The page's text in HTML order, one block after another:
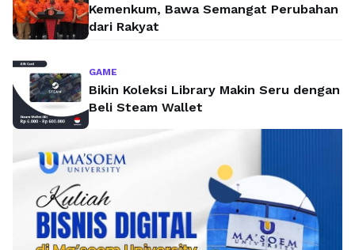
Kemenkum, Bawa Semangat Perubahan
dari Rakyat
GAME
Bikin Koleksi Library Makin Seru dengan
Beli Steam Wallet